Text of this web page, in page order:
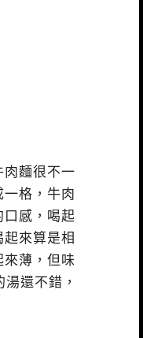
肉麵很不一
格，牛肉
口感，喝起
來算是相
來薄，但味
還不錯，